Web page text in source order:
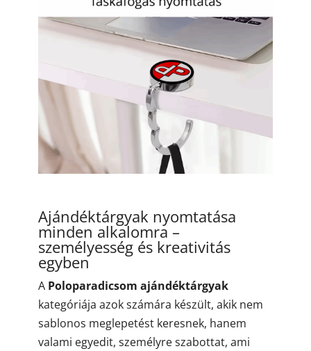
Ajándéktárgyak nyomtatása
minden alkalomra –
személyesség és kreativitás
egyben
A Poloparadicsom ajándéktárgyak
kategóriája azok számára készült, akik nem
sablonos meglepetést keresnek, hanem
valami egyedit, személyre szabottat, ami